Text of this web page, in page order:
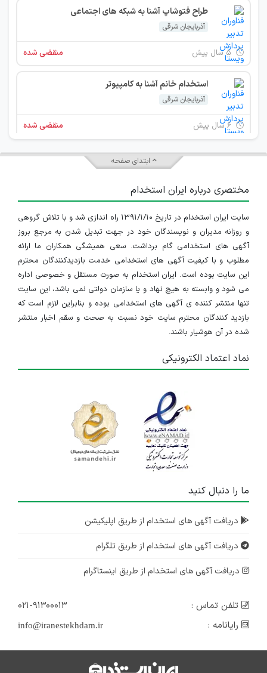
IranEstekhdam.ir
طراح فتوشاپ آشنا به شبکه های اجتماعی
آذربایجان شرقی
منقضی شده
استخدام خانم آشنا به کامپیوتر
آذربایجان شرقی
منقضی شده
استخدام خانم حسابدار آشنا به برنامه هلو
آذربایجان شرقی
۶ سال پیش منقضی شده
استخدام صافکار ماهر
آذربایجان شرقی
۶ سال پیش منقضی شده
دعوت به همکاری مجتمع فنی تخصصی البرز
آذربایجان شرقی
آذربایجان شرقی
خانم فروشنده حرفه ای و آقا آشنا به کامپیوتر
آذربایجان شرقی
۷ سال پیش
ابتدای صفحه
مختصری درباره ایران استخدام
سایت ایران استخدام در تاریخ ۱۳۹۱/۱/۱۰ راه اندازی شد و با تلاش گروهی
و روزانه مدیران و نویسندگان خود در جهت تبدیل شدن به مرجع بروز
آگهی های استخدامی گام برداشت. سعی همیشگی همکاران ما ارائه
مطلوب و با کیفیت آگهی های استخدامی خدمت بازدیدکنندگان محترم
این سایت بوده است. ایران استخدام به صورت مستقل و خصوصی اداره
می شود و وابسته به هیچ نهاد و یا سازمان دولتی نمی باشد، این سایت
تنها منتشر کننده ی آگهی های استخدامی بوده و بنابراین لازم است که
بازدید کنندگان محترم سایت خود نسبت به صحت و سقم اخبار منتشر
شده در آن هوشیار باشند.
نماد اعتماد الکترونیکی
ما را دنبال کنید
دریافت آگهی های استخدام از طریق اپلیکیشن
دریافت آگهی های استخدام از طریق تلگرام
دریافت آگهی های استخدام از طریق اینستاگرام
تلفن تماس :
۰۲۱-۹۱۳۰۰۰۱۳
رایانامه :
info@iranestekhdam.ir